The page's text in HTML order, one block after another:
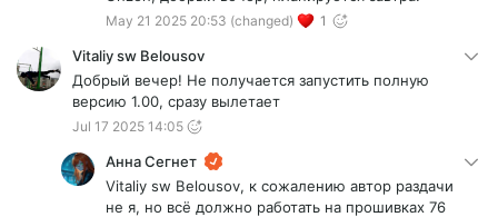
May 21 2025 20:53 (changed) 1
Vitaliy sw Belousov
Добрый вечер! Не получается запустить полную
версию 1.00, сразу вылетает
Jul 17 2025 14:05
Анна Сегнет
Vitaliy sw Belousov, к сожалению автор раздачи
не я, но всё должно работать на прошивках 76